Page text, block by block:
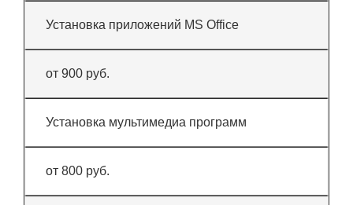
Установка приложений MS Office
от 900 руб.
Установка мультимедиа программ
от 800 руб.